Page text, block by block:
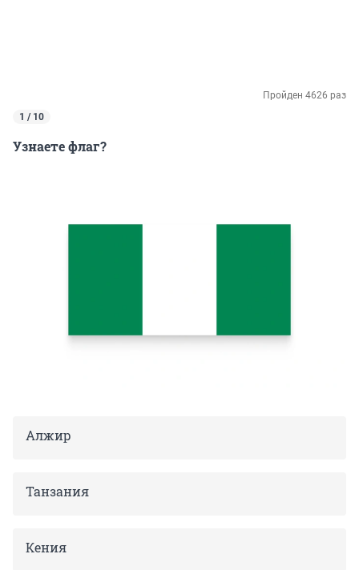
Пройден 4626 раз
1 / 10
Узнаете флаг?
Алжир
Танзания
Кения